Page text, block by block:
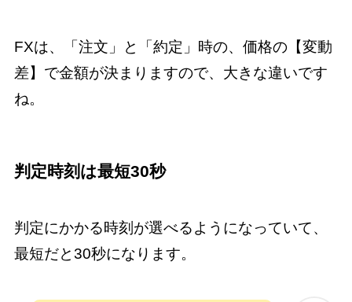
FXは、「注文」と「約定」時の、価格の【変動
差】で金額が決まりますので、大きな違いです
ね。
判定時刻は最短30秒
判定にかかる時刻が選べるようになっていて、
最短だと30秒になります。